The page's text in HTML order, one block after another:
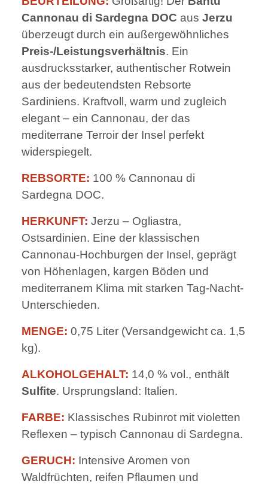
Cannonau di Sardegna DOC aus Jerzu
überzeugt durch ein außergewöhnliches
Preis-/Leistungsverhältnis. Ein
ausdrucksstarker, authentischer Rotwein
aus der bedeutendsten Rebsorte
Sardiniens. Kraftvoll, warm und zugleich
elegant – ein Cannonau, der das
mediterrane Terroir der Insel perfekt
widerspiegelt.
REBSORTE: 100 % Cannonau di
Sardegna DOC.
HERKUNFT: Jerzu – Ogliastra,
Ostsardinien. Eine der klassischen
Cannonau-Hochburgen der Insel, geprägt
von Höhenlagen, kargen Böden und
mediterranem Klima mit starken Tag-Nacht-
Unterschieden.
MENGE: 0,75 Liter (Versandgewicht ca. 1,5
kg).
ALKOHOLGEHALT: 14,0 % vol., enthält
Sulfite. Ursprungsland: Italien.
FARBE: Klassisches Rubinrot mit violetten
Reflexen – typisch Cannonau di Sardegna.
GERUCH: Intensive Aromen von
Waldfrüchten, reifen Pflaumen und